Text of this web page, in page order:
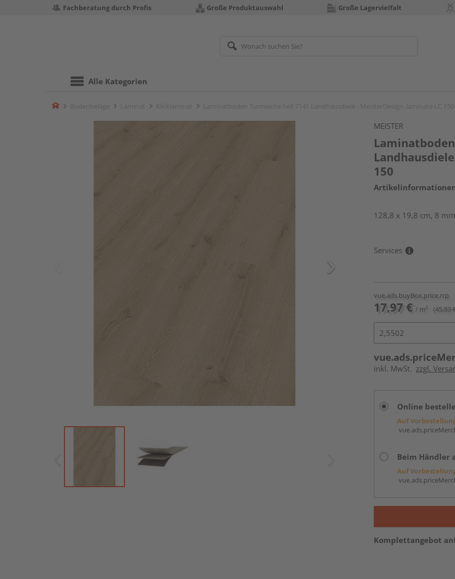
Fachberatung durch Profis Große Produktauswahl Große Lagervielfalt
Alle Kategorien
Home
MEISTER
150
128,8 x 19,8 cm, 8
Services
vue.ads.buyBox.price.rrp
17,97 € / m² (45,83
inkl. MwSt. zzgl.
Online
Auf
Beim Händler
Auf
Komplettangebot